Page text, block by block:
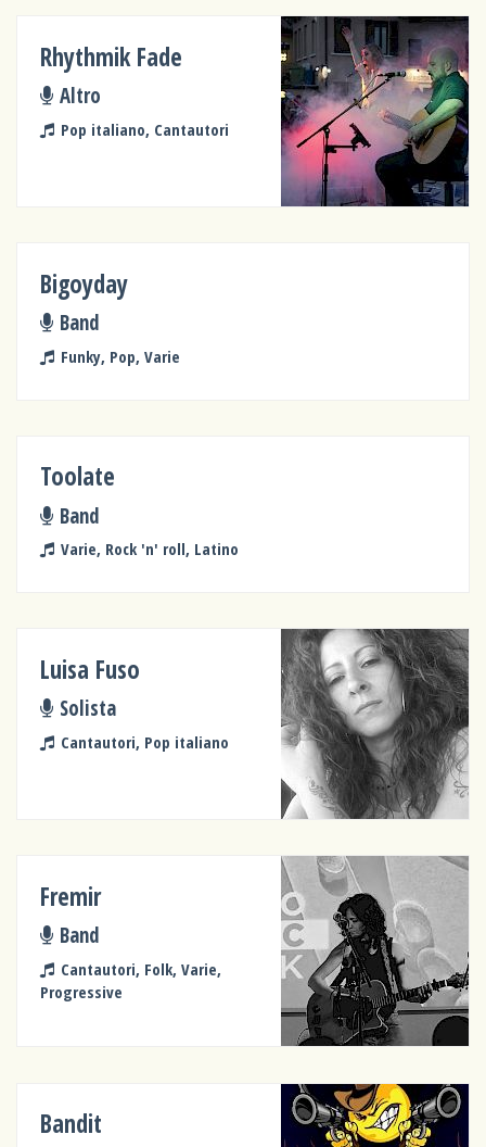
Rhythmik Fade
Altro
Pop italiano, Cantautori
Bigoyday
Band
Funky, Pop, Varie
Toolate
Band
Varie, Rock 'n' roll, Latino
Luisa Fuso
Solista
Cantautori, Pop italiano
Fremir
Band
Cantautori, Folk, Varie,
Progressive
Bandit